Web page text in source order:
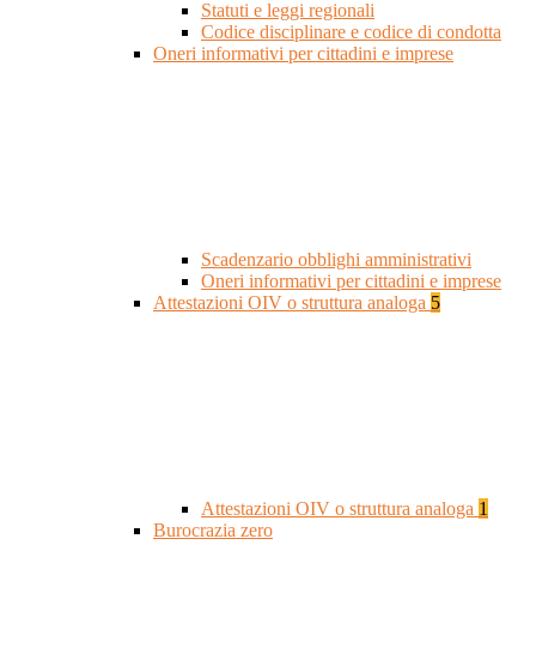
Statuti e leggi regionali
Codice disciplinare e codice di condotta
Oneri informativi per cittadini e imprese
Scadenzario obblighi amministrativi
Oneri informativi per cittadini e imprese
Attestazioni OIV o struttura analoga 5
Attestazioni OIV o struttura analoga 1
Burocrazia zero